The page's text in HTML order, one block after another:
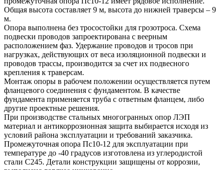
Общая высота составляет 9 м, высота до нижней траверсы – 9
м.
Опора выполнена без тросостойки для грозотроса. Схема
подвески проводов запроектирована с веерным
расположением фаз. Удержание проводов и тросов при
нагрузках, действующих от веса изоляционной подвески и
проводов трассы, производится за счет их подвесного
крепления к траверсам.
Монтаж опоры в рабочем положении осуществляется путем
фланцевого соединения с фундаментом. В качестве
фундамента применяется труба с ответным фланцем, либо
другие проектные решения.
При производстве стальных многогранных опор ЛЭП
материал и антикоррозионная защита выбирается исходя из
условий района эксплуатации и требований заказчика.
Промежуточная опора Пс10-12 для эксплуатации при
температуре до -40 градусов изготовлена из углеродистой
стали С245. Детали конструкции защищены от коррозии,